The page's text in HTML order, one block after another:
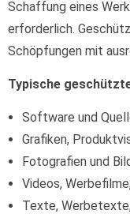
Schaffung eines
erforderlich.
Schöpfungen mit
Typische
Software und
Grafiken,
Fotografien und
Videos,
Texte,